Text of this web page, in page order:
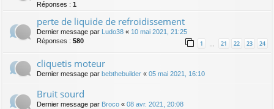
Réponses : 1
perte de liquide de refroidissement
Dernier message par Ludo38 « 10 mai 2021, 21:25
Réponses : 580 1 … 21 22 23 24
cliquetis moteur
Dernier message par bebthebuilder « 05 mai 2021, 16:10
Bruit sourd
Dernier message par Broco « 08 avr. 2021, 20:08